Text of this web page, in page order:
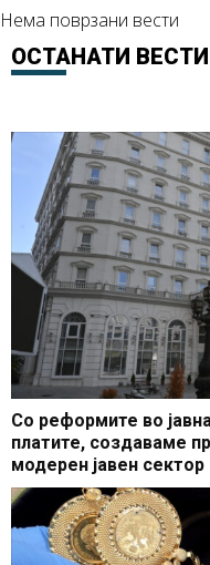
Нема поврзани вести
ОСТАНАТИ
Со реформите во
платите, создаваме
модерен јавен сектор